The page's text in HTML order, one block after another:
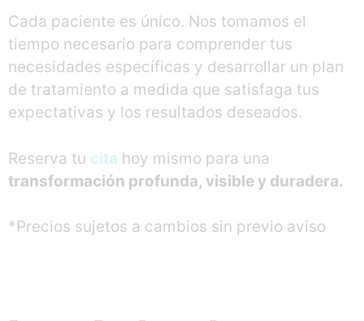
Cada paciente es único. Nos tomamos el
tiempo necesario para comprender tus
necesidades específicas y desarrollar un plan
de tratamiento a medida que satisfaga tus
expectativas y los resultados deseados.
Reserva tu cita hoy mismo para una
transformación profunda, visible y duradera.
*Precios sujetos a cambios sin previo aviso